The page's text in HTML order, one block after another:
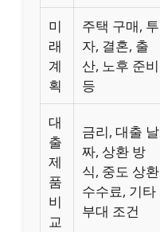
미
래
계
획
주택 구매, 투
자, 결혼, 출
산, 노후 준비
등
대
출
제
품
비
교
금리, 대출 날
짜, 상환 방
식, 중도 상환
수수료, 기타
부대 조건